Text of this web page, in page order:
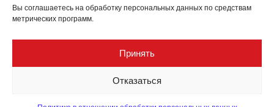
Вы соглашаетесь на обработку персональных данных по средствам
метрических программ.
Принять
Отказаться
Пользовательское соглашение (оферта)